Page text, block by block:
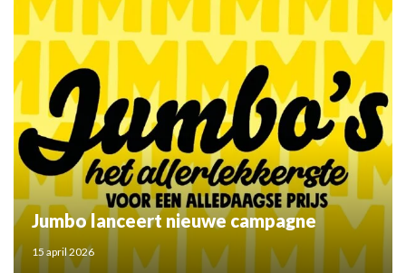
Jumbo lanceert nieuwe campagne
15 april 2026